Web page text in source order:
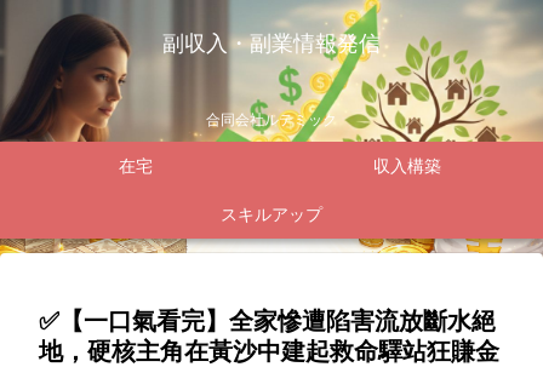
副収入・副業情報発信
合同会社ルテミック
在宅 収入構築
スキルアップ
✅️【一口氣看完】全家慘遭陷害流放斷水絕
地，硬核主角在黃沙中建起救命驛站狂賺金